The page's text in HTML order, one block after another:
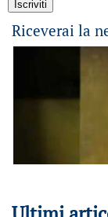
Riceverai la